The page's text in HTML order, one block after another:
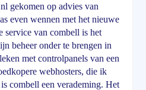
gekomen op advies van
even wennen met het nieuwe
service van combell is het
beheer onder te brengen in
met controlpanels van een
webhosters, die ik
combell een verademing. Het